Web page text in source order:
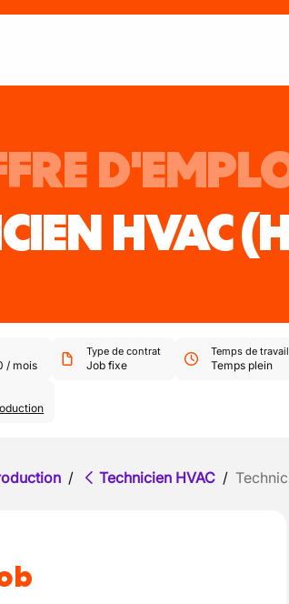
HVAC
/ mois
Type de contrat
Job fixe
Temps de travail
Temps plein
/ Technicien HVAC /